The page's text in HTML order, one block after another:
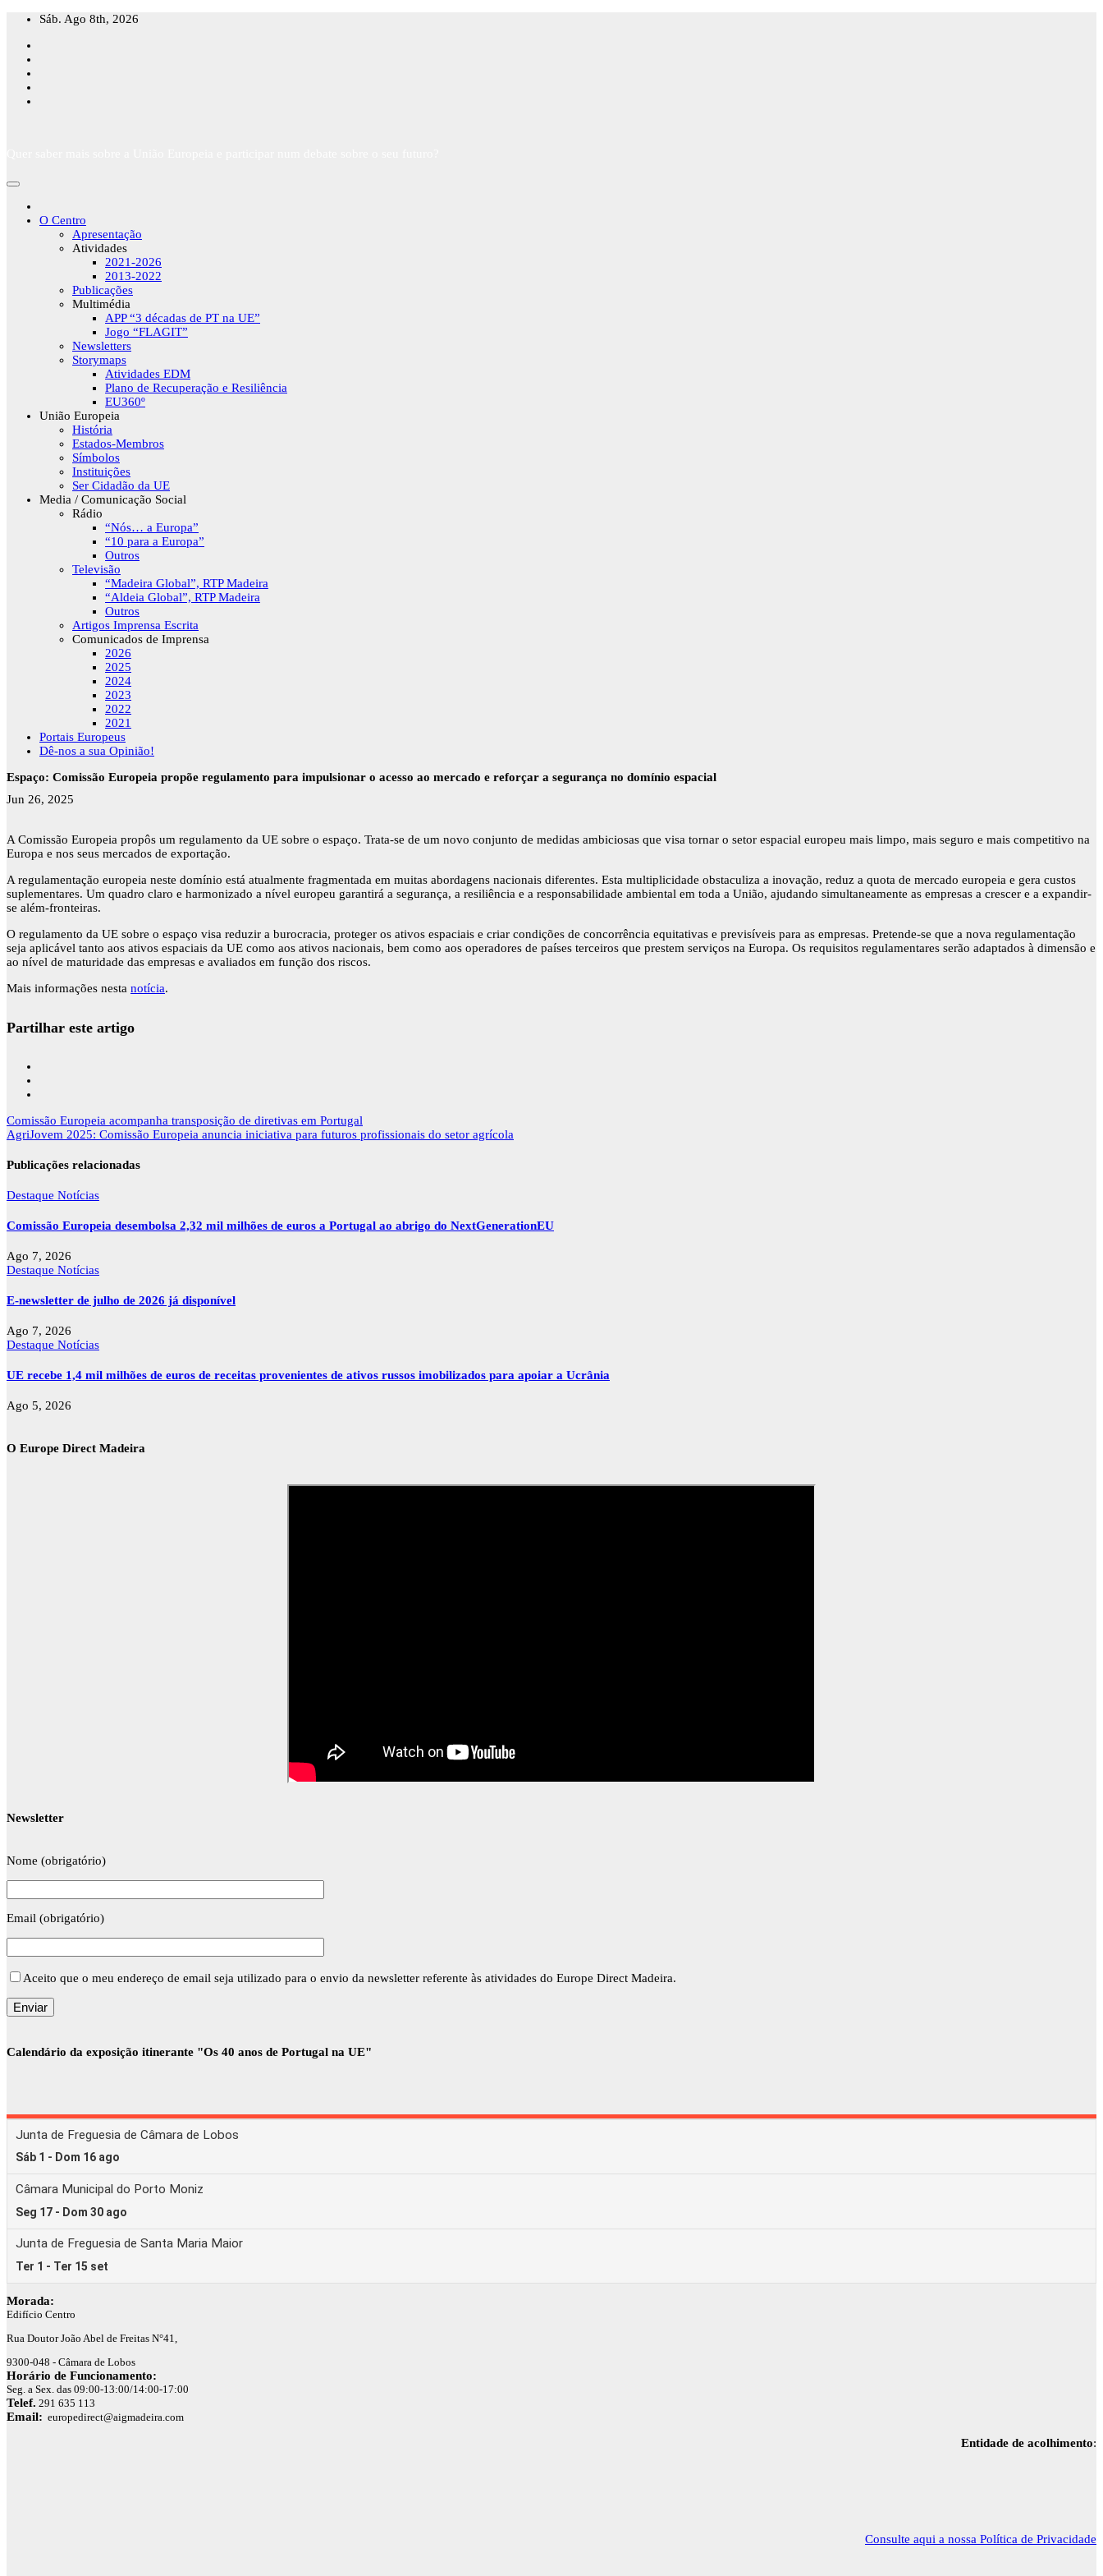
Skip
content
Sáb. Ago 8th, 2026
O Centro
Apresentação
Atividades
2021-2026
2013-2022
Publicações
Multimédia
APP “3 décadas de PT na UE”
Jogo “FLAGIT”
Newsletters
Storymaps
Atividades EDM
Plano de Recuperação e Resiliência
EU360º
União Europeia
História
Estados-Membros
Símbolos
Instituições
Ser Cidadão da UE
Media / Comunicação Social
Rádio
“Nós… a Europa”
“10 para a Europa”
Outros
Televisão
“Madeira Global”, RTP Madeira
“Aldeia Global”, RTP Madeira
Outros
Artigos Imprensa Escrita
Comunicados de Imprensa
2026
2025
2024
2023
2022
2021
Portais Europeus
Dê-nos a sua Opinião!
Espaço: Comissão Europeia propõe regulamento para impulsionar o acesso ao mercado e reforçar a segurança no domínio espacial
Jun 26, 2025
A Comissão Europeia propôs um regulamento da UE sobre o espaço. Trata-se de um novo conjunto de medidas ambiciosas que visa tornar o setor espacial europeu mais limpo, mais seguro e mais competitivo na
Europa e nos seus mercados de exportação.
A regulamentação europeia neste domínio está atualmente fragmentada em muitas abordagens nacionais diferentes. Esta multiplicidade obstaculiza a inovação, reduz a quota de mercado europeia e gera custos
suplementares. Um quadro claro e harmonizado a nível europeu garantirá a segurança, a resiliência e a responsabilidade ambiental em toda a União, ajudando simultaneamente as empresas a crescer e a expandir-
se além-fronteiras.
O regulamento da UE sobre o espaço visa reduzir a burocracia, proteger os ativos espaciais e criar condições de concorrência equitativas e previsíveis para as empresas. Pretende-se que a nova regulamentação
seja aplicável tanto aos ativos espaciais da UE como aos ativos nacionais, bem como aos operadores de países terceiros que prestem serviços na Europa. Os requisitos regulamentares serão adaptados à dimensão e
ao nível de maturidade das empresas e avaliados em função dos riscos.
Mais informações nesta notícia.
Partilhar este artigo
Navegação
de
Comissão Europeia acompanha transposição de diretivas em Portugal
AgriJovem 2025: Comissão Europeia anuncia iniciativa para futuros profissionais do setor agrícola
Publicações relacionadas
Destaque Notícias
Comissão Europeia desembolsa 2,32 mil milhões de euros a Portugal ao abrigo do NextGenerationEU
Ago 7, 2026
Destaque Notícias
E-newsletter de julho de 2026 já disponível
Ago 7, 2026
Destaque Notícias
UE recebe 1,4 mil milhões de euros de receitas provenientes de ativos russos imobilizados para apoiar a Ucrânia
Ago 5, 2026
O Europe Direct Madeira
Newsletter
Nome (obrigatório)
Email (obrigatório)
Aceito que o meu endereço de email seja utilizado para o envio da newsletter referente às atividades do Europe Direct Madeira.
Calendário da exposição itinerante "Os 40 anos de Portugal na UE"
Morada:
Edifício Centro
Rua Doutor João Abel de Freitas N°41,
9300-048 - Câmara de Lobos
Horário de Funcionamento:
Seg. a Sex. das 09:00-13:00/14:00-17:00
Telef. 291 635 113
Email: europedirect@aigmadeira.com
Entidade de acolhimento:
Consulte aqui a nossa Política de Privacidade